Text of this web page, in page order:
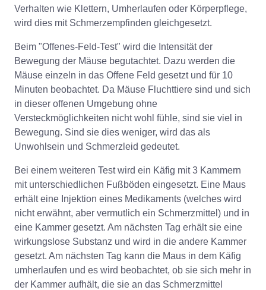
Verhalten wie Klettern, Umherlaufen oder Körperpflege,
wird dies mit Schmerzempfinden gleichgesetzt.
Beim "Offenes-Feld-Test" wird die Intensität der
Bewegung der Mäuse begutachtet. Dazu werden die
Mäuse einzeln in das Offene Feld gesetzt und für 10
Minuten beobachtet. Da Mäuse Fluchttiere sind und sich
in dieser offenen Umgebung ohne
Versteckmöglichkeiten nicht wohl fühle, sind sie viel in
Bewegung. Sind sie dies weniger, wird das als
Unwohlsein und Schmerzleid gedeutet.
Bei einem weiteren Test wird ein Käfig mit 3 Kammern
mit unterschiedlichen Fußböden eingesetzt. Eine Maus
erhält eine Injektion eines Medikaments (welches wird
nicht erwähnt, aber vermutlich ein Schmerzmittel) und in
eine Kammer gesetzt. Am nächsten Tag erhält sie eine
wirkungslose Substanz und wird in die andere Kammer
gesetzt. Am nächsten Tag kann die Maus in dem Käfig
umherlaufen und es wird beobachtet, ob sie sich mehr in
der Kammer aufhält, die sie an das Schmerzmittel